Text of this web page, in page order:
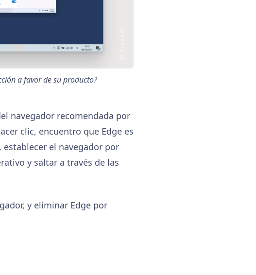
a favor de su producto?
navegador recomendada por
clic, encuentro que Edge es
el navegador por
y saltar a través de las
y eliminar Edge por